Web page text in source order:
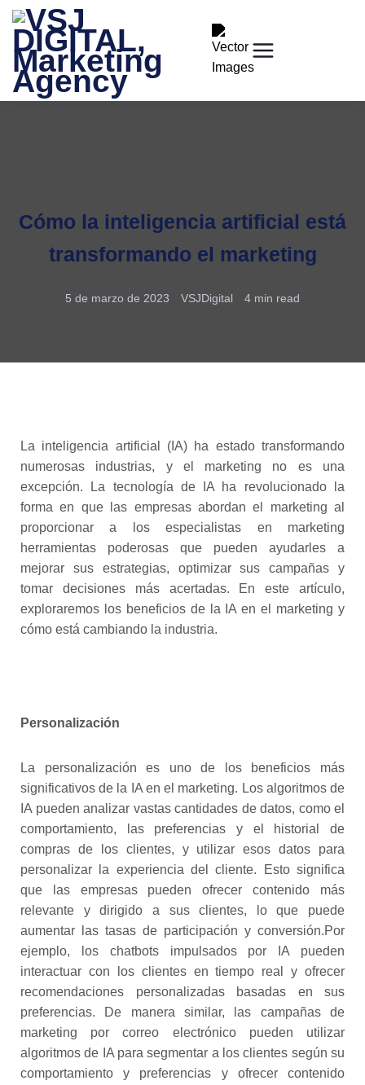
Cómo la inteligencia artificial está
transformando el marketing
5 de marzo de 2023 VSJDigital 4 min read
La inteligencia artificial (IA) ha estado transformando
numerosas industrias, y el marketing no es una
excepción. La tecnología de IA ha revolucionado la
forma en que las empresas abordan el marketing al
proporcionar a los especialistas en marketing
herramientas poderosas que pueden ayudarles a
mejorar sus estrategias, optimizar sus campañas y
tomar decisiones más acertadas. En este artículo,
exploraremos los beneficios de la IA en el marketing y
cómo está cambiando la industria.
Personalización
La personalización es uno de los beneficios más
significativos de la IA en el marketing. Los algoritmos de
IA pueden analizar vastas cantidades de datos, como el
comportamiento, las preferencias y el historial de
compras de los clientes, y utilizar esos datos para
personalizar la experiencia del cliente. Esto significa
que las empresas pueden ofrecer contenido más
relevante y dirigido a sus clientes, lo que puede
aumentar las tasas de participación y conversión.Por
ejemplo, los chatbots impulsados por IA pueden
interactuar con los clientes en tiempo real y ofrecer
recomendaciones personalizadas basadas en sus
preferencias. De manera similar, las campañas de
marketing por correo electrónico pueden utilizar
algoritmos de IA para segmentar a los clientes según su
comportamiento y preferencias y ofrecer contenido